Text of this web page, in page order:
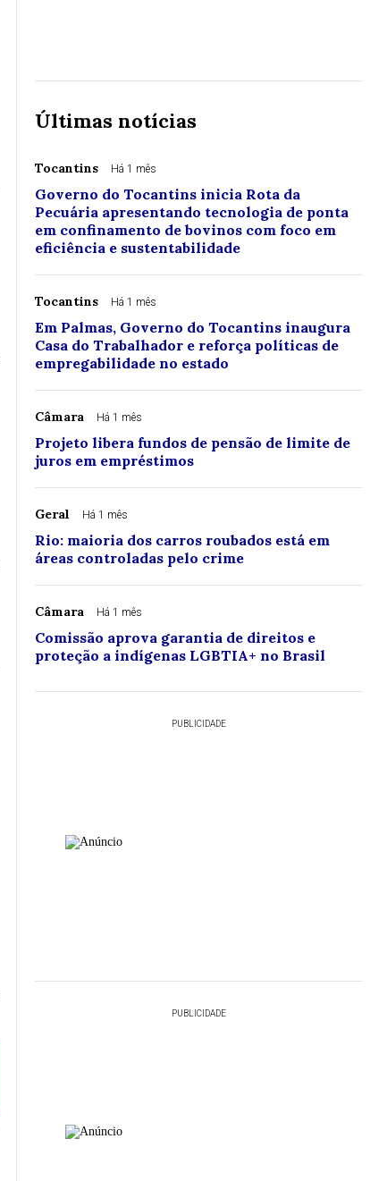
Últimas notícias
Tocantins Há 1 mês
Governo do Tocantins inicia Rota da
Pecuária apresentando tecnologia de ponta
em confinamento de bovinos com foco em
eficiência e sustentabilidade
Tocantins Há 1 mês
Em Palmas, Governo do Tocantins inaugura
Casa do Trabalhador e reforça políticas de
empregabilidade no estado
Câmara Há 1 mês
Projeto libera fundos de pensão de limite de
juros em empréstimos
Geral Há 1 mês
Rio: maioria dos carros roubados está em
áreas controladas pelo crime
Câmara Há 1 mês
Comissão aprova garantia de direitos e
proteção a indígenas LGBTIA+ no Brasil
PUBLICIDADE
PUBLICIDADE